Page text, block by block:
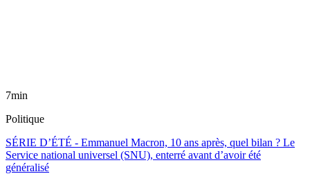
7min
Politique
SÉRIE D’ÉTÉ - Emmanuel Macron, 10 ans après, quel bilan ? Le
Service national universel (SNU), enterré avant d’avoir été
généralisé